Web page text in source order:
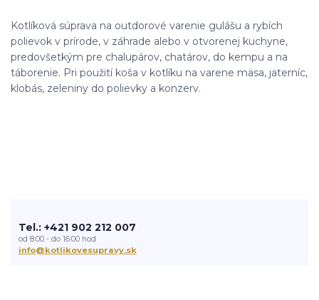
Kotlíková súprava na outdorové varenie gulášu a rybích
polievok v prírode, v záhrade alebo v otvorenej kuchyne,
predovšetkým pre chalupárov, chatárov, do kempu a na
táborenie. Pri použití koša v kotlíku na varene mäsa, jaterníc,
klobás, zeleniny do polievky a konzerv.
Tel.: +421 902 212 007
od 8:00 - do 16:00 hod
info@kotlikovesupravy.sk